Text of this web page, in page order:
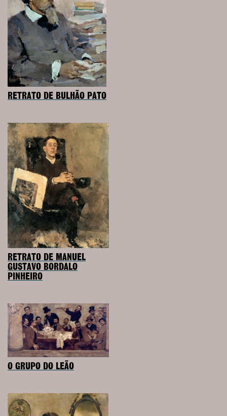
RETRATO DE BULHÃO PATO
RETRATO DE MANUEL
GUSTAVO BORDALO
PINHEIRO
O GRUPO DO LEÃO